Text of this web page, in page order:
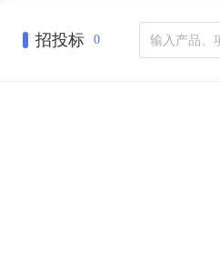
招投标 0